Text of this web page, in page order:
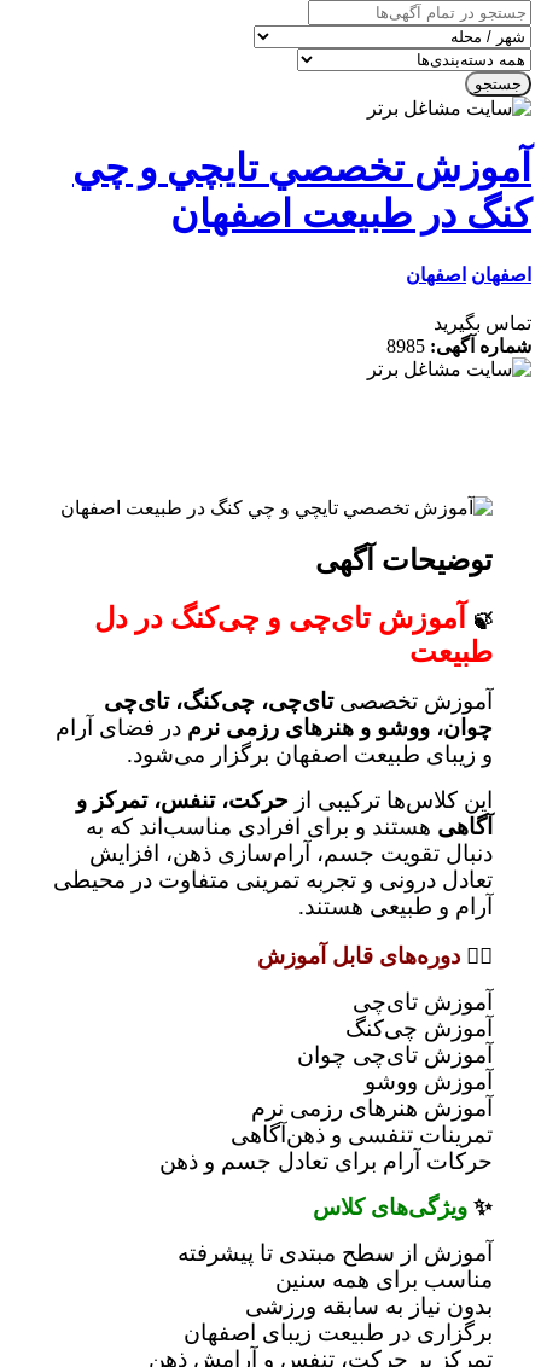
تخصصي تايچي و چي
در طبيعت اصفهان
اصفهان
بگیرید
آگهی:8985
توضیحات آگهی
آموزش تای‌چی و چی‌کنگ در دل
طبیعت
آموزش تخصصیتای‌چی، چی‌کنگ، تای‌چی
چوان، ووشو و هنرهای رزمی نرمدر فضای آرام
و زیبای طبیعت اصفهان برگزار می‌شود.
این کلاس‌ها ترکیبی ازحرکت، تنفس، تمرکز و
آگاهیهستند و برای افرادی مناسب‌اند که به
دنبال تقویت جسم، آرام‌سازی ذهن، افزایش
تعادل درونی و تجربه تمرینی متفاوت در محیطی
آرام و طبیعی هستند.
دوره‌های قابل آموزش
آموزش تای‌چی
آموزش چی‌کنگ
آموزش تای‌چی چوان
آموزش ووشو
آموزش هنرهای رزمی نرم
تمرینات تنفسی و ذهن‌آگاهی
حرکات آرام برای تعادل جسم و ذهن
ویژگی‌های کلاس
آموزش از سطح مبتدی تا پیشرفته
مناسب برای همه سنین
بدون نیاز به سابقه ورزشی
برگزاری در طبیعت زیبای اصفهان
تمرکز بر حرکت، تنفس و آرامش ذهن